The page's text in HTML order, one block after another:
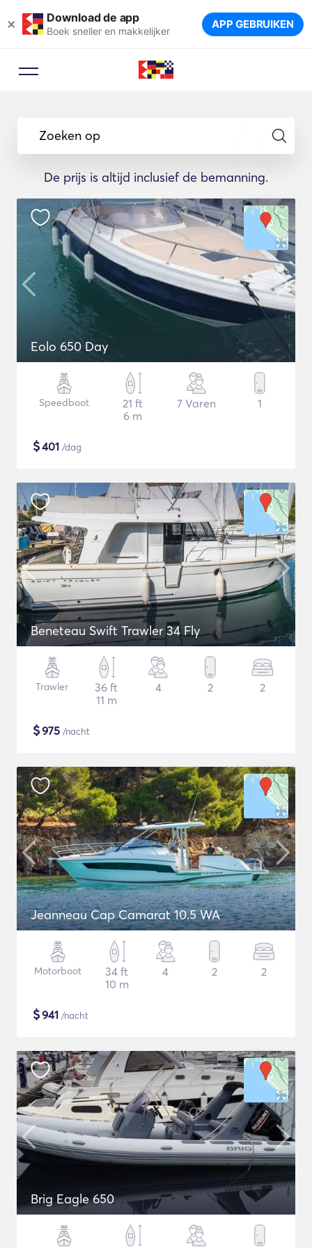
× Download de app
Boek sneller en makkelijker APP GEBRUIKEN
Zoeken op
De prijs is altijd inclusief de bemanning.
Eolo 650 Day
Speedboot
21 ft
6 m
7 Varen 1
$401 /dag
Beneteau Swift Trawler 34 Fly
Trawler
36 ft
11 m
4 2 2
$975 /nacht
Jeanneau Cap Camarat 10.5 WA
Motorboot
34 ft
10 m
4 2 2
$941 /nacht
Brig Eagle 650